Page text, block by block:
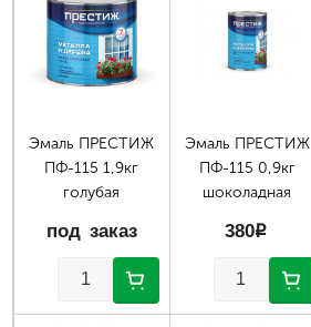
Эмаль ПРЕСТИЖ
ПФ-115 1,9кг
голубая
под заказ
Эмаль ПРЕСТИЖ
ПФ-115 0,9кг
шоколадная
380p